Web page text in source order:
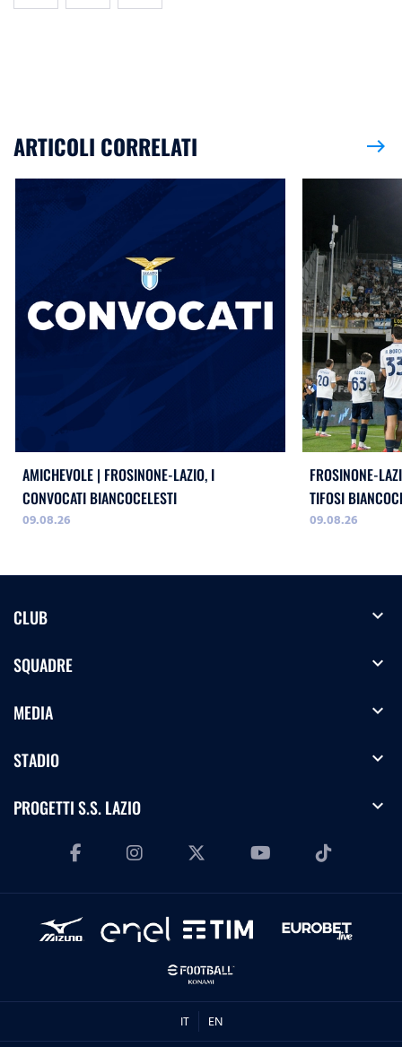
ARTICOLI CORRELATI east
AMICHEVOLE | FROSINONE-LAZIO, I
CONVOCATI BIANCOCELESTI
09.08.26
FROSINONE-
TIFOSI
09.08.26
CLUB expand_more
SQUADRE expand_more
MEDIA expand_more
STADIO expand_more
PROGETTI S.S. LAZIO expand_more
IT EN